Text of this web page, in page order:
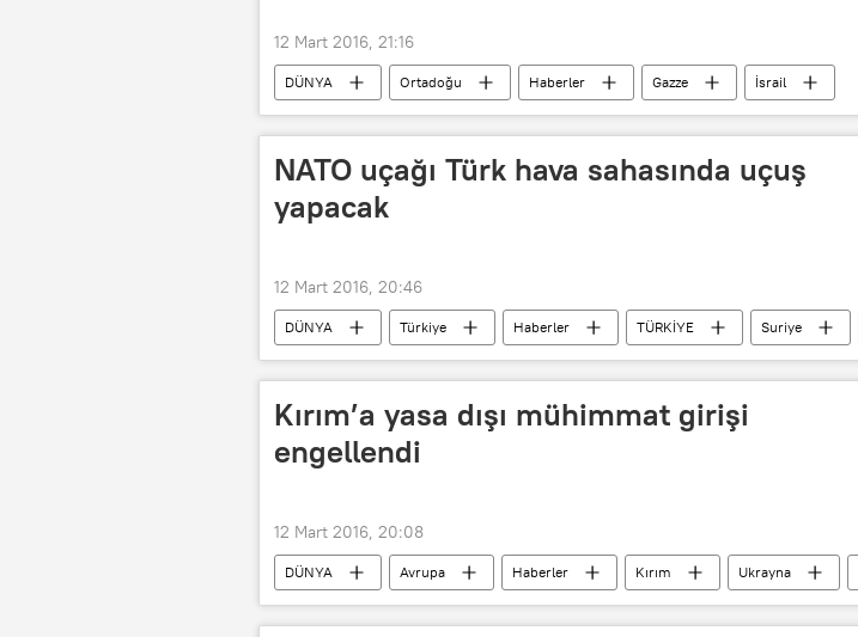
12 Mart 2016, 21:16
DÜNYA Ortadoğu Haberler Gazze İsrail
NATO uçağı Türk hava sahasında uçuş
yapacak
12 Mart 2016, 20:46
DÜNYA Türkiye Haberler TÜRKİYE Suriye
Genelkurmay Başkanlığı
Kırım’a yasa dışı mühimmat girişi
engellendi
12 Mart 2016, 20:08
DÜNYA Avrupa Haberler Kırım Ukrayna
FSB